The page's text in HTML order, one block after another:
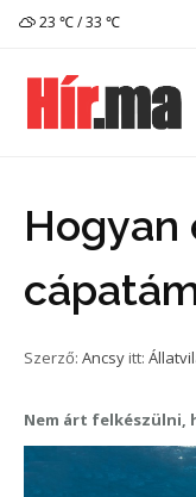
23 ℃ / 33 ℃
Hogyan
Szerző: Ancsy itt:
Nem árt felkészülni,